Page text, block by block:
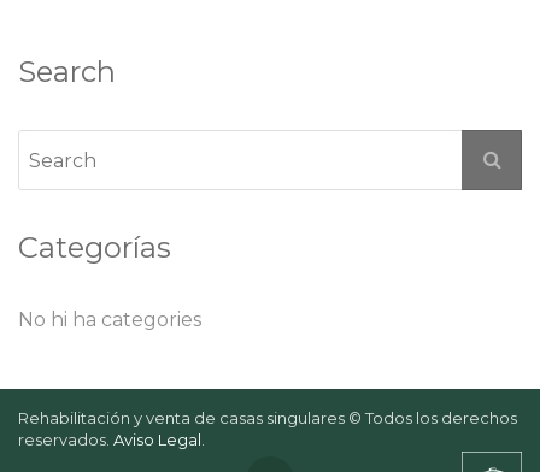
Search
Categorías
No hi ha categories
Rehabilitación y venta de casas singulares © Todos los derechos
reservados. Aviso Legal